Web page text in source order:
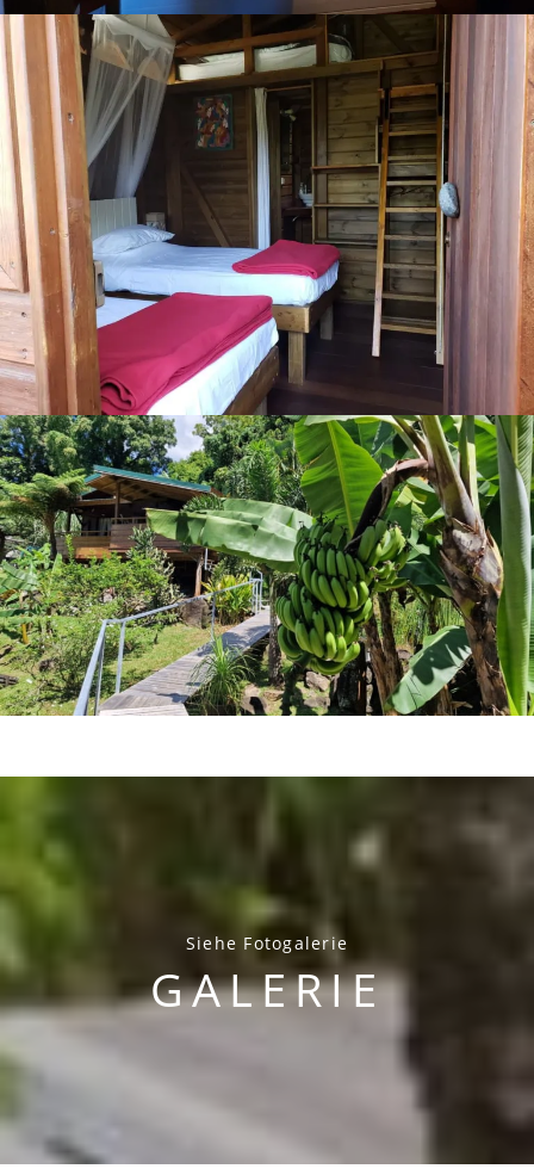
Siehe Fotogalerie
GALERIE